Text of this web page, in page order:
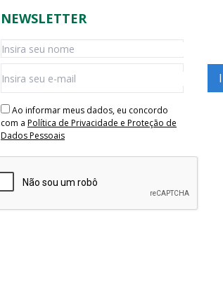
NEWSLETTER
Ao informar meus dados, eu concordo
com a Política de Privacidade e Proteção de
Dados Pessoais